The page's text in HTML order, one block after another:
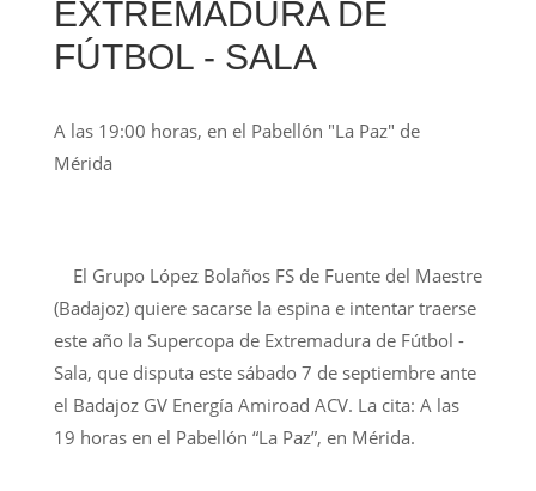
EXTREMADURA DE
FÚTBOL - SALA
A las 19:00 horas, en el Pabellón "La Paz" de
Mérida
El Grupo López Bolaños FS de Fuente del Maestre
(Badajoz) quiere sacarse la espina e intentar traerse
este año la Supercopa de Extremadura de Fútbol -
Sala, que disputa este sábado 7 de septiembre ante
el Badajoz GV Energía Amiroad ACV. La cita: A las
19 horas en el Pabellón “La Paz”, en Mérida.